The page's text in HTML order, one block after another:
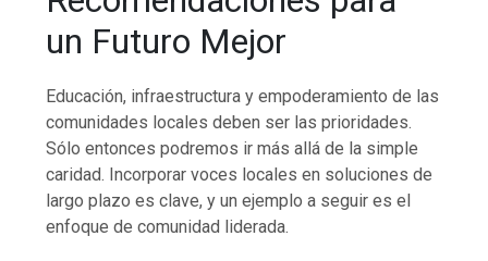
un Futuro Mejor
Educación, infraestructura y empoderamiento de las
comunidades locales deben ser las prioridades.
Sólo entonces podremos ir más allá de la simple
caridad. Incorporar voces locales en soluciones de
largo plazo es clave, y un ejemplo a seguir es el
enfoque de comunidad liderada.